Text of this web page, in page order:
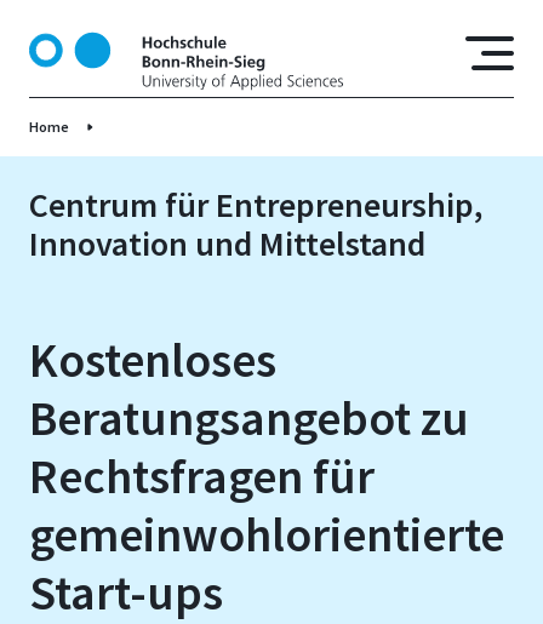
t
Home
Centrum für Entrepreneurship,
Innovation und Mittelstand
Kostenloses
Beratungsangebot zu
Rechtsfragen für
gemeinwohlorientierte
Start-ups